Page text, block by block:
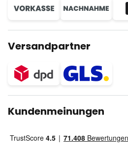
Versandpartner
Kundenmeinungen